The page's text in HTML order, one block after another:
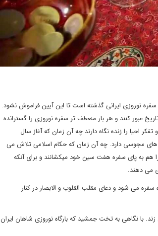
نوروزی ایرانی گذشته است تا این آیین فراموش نشود.
عبور کنند و هر بار منعطف تر سفره نوروزی را گسترانده
احیا را زنده نگاه دارند چه آن زمان که آغاز سال
های مجوسی دارد. چه آن زمان که حکام اسلامی تلاش می
را هم به پای سفره هفت سین خود میکشانند و برای آنکه
می دهند.
می شود و دعای مقلب القلوب و الابصار در کنار
با نگاهی به تخت جمشید که بارگاه نوروزی شاهان ایران